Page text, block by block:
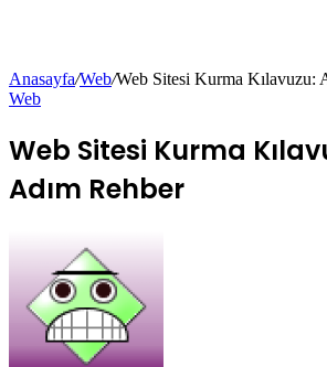
Anasayfa/Web/Web Sitesi Kurma Kılavuzu:
Web
Web Sitesi Kurma
Adım Rehber